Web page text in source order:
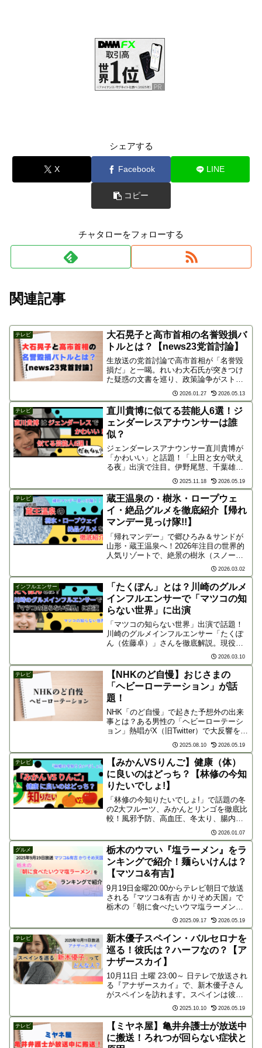
シェアする
X Facebook LINE
コピー
チャタローをフォローする
関連記事
テレビ
大石晃子と高市首相の名誉毀損バ
トルとは？【news23党首討論】
生放送の党首討論で高市首相が「名誉毀
損だ」と一喝。れいわ大石氏が突きつけ
た疑惑の文書を巡り、政策論争がストッ
プする異例の事態に。番組内で繰り広げ
られたバトルの一部始終と、有権者が抱
いた政治不信、ネット上の辛辣な評価を
分析します。
2026.01.27 2026.05.13
テレビ
直川貴博に似てる芸能人6選！ジ
ェンダーレスアナウンサーは誰
似？
ジェンダーレスアナウンサー直川貴博が
「かわいい」と話題！「上田と女が吠え
る夜」出演で注目。伊野尾慧、千葉雄
大、道枝駿佑など、直川アナに似ている
芸能人6選を比較・紹介します。その中性
的な魅力とプロフィールに迫ります。
2025.11.18 2026.05.19
テレビ
蔵王温泉の・樹氷・ロープウェ
イ・絶品グルメを徹底紹介【帰れ
マンデー見っけ隊!!】
「帰れマンデー」で郷ひろみ＆サンドが
山形・蔵王温泉へ！2026年注目の世界的
人気リゾートで、絶景の樹氷（スノーモ
ンスター）や山形牛、玉こんにゃく等の
絶品グルメ、全国1位に輝いた極上の雪見
露天風呂を徹底紹介。番組登場のスポッ
ト情報をチェック！
2026.03.02
インフルエンサー
「たくぽん」とは？川崎のグルメ
インフルエンサーで「マツコの知
らない世界」に出演
「マツコの知らない世界」出演で話題！
川崎のグルメインフルエンサー「たくぽ
ん（佐藤卓）」さんを徹底解説。現役会
社員ながら川崎の魅力を発信する彼の正
体や、番組で紹介された「川崎喰い」の
焼肉、絶品タワーかた焼きそばなど、注
目の川崎メシを紹介します。
2026.03.10
テレビ
【NHKのど自慢】おじさまの
「ヘビーローテーション」が話
題！
NHK「のど自慢」で起きた予想外の出来
事とは？ある男性の「ヘビーローテーシ
ョン」熱唱がX（旧Twitter）で大反響を呼
んだ理由を解説します。2025.08.10 2026.05.19
テレビ
【みかんVSりんご】健康（体）
に良いのはどっち？【林修の今知
りたいでしょ!】
「林修の今知りたいでしょ!」で話題の冬
の2大フルーツ、みかんとリンゴを徹底比
較！風邪予防、高血圧、冬太り、腸内環
境の4大悩みに効くのはどっち？番組放送
前に、最新研究に基づくそれぞれの健康
効果や、栄養を倍増させる「最強の食べ
方」を予習しましょう。
2026.01.07
グルメ
栃木のウマい『塩ラーメン』をラ
ンキングで紹介！麺らいけんは？
【マツコ&有吉】
9月19日金曜20:00からテレビ朝日で放送
される『マツコ&有吉 かりそめ天国』で
栃木の「朝に食べたいウマ塩ラーメン」
が紹介されます！「朝からラーメン？」
と思う方もいるかもしれませんが朝から
食べたくなるラーメンって、どんなもの
か気になります...
2025.09.17 2026.05.19
テレビ
新木優子スペイン・バルセロナを
巡る！彼氏は？ハーフなの？【ア
ナザースカイ】
10月11日 土曜 23:00～ 日テレで放送され
る『アナザースカイ』で、新木優子さん
がスペインを訪れます。スペインは彼女
が20歳で訪れた初めての海外なんです
ね。現在31歳の新木さんって、どんな人
なのでしょうか。映画やドラマ、CMでも
大活躍...
2025.10.10 2026.05.19
テレビ
【ミヤネ屋】亀井弁護士が放送中
に搬送！ろれつが回らない症状と